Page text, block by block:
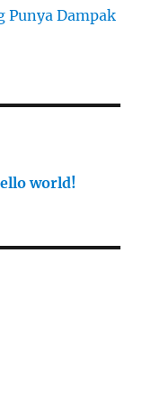
Punya Dampak
world!